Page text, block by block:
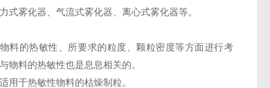
雾化器、气流式雾化器、离心式雾化器等。
料的热敏性、所要求的粒度、颗粒密度等方面进行考
物料的热敏性也是息息相关的。
用于热敏性物料的枯燥制粒。